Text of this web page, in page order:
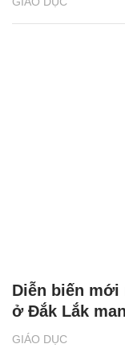
GIÁO DỤC
Diễn biến mới
ở Đắk Lắk